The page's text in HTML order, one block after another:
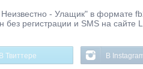
- Улащик" в формате
без регистрации и SMS на
В Твиттере В